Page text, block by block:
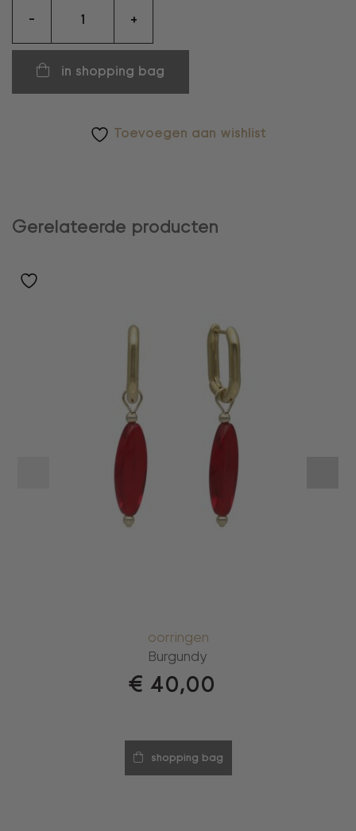
-
aantal
+
in shopping bag
Toevoegen aan wishlist
Gerelateerde producten
oorringen
Burgundy
€ 40,00
shopping bag